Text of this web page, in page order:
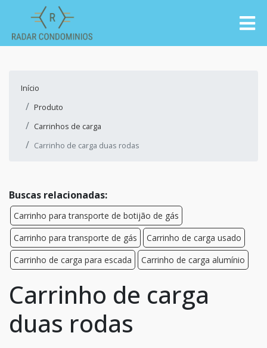
Início
Produto
Carrinhos de carga
Carrinho de carga duas rodas
Buscas relacionadas:
Carrinho para transporte de botijão de gás
Carrinho para transporte de gás
Carrinho de carga usado
Carrinho de carga para escada
Carrinho de carga alumínio
Carrinho de carga
duas rodas